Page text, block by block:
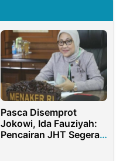
Pasca Disemprot
Jokowi, Ida Fauziyah:
Pencairan JHT Segera